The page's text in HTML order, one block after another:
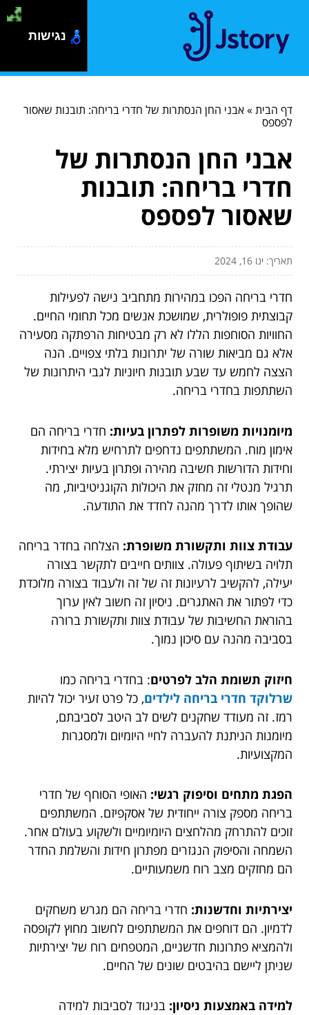
דף הבית»אבני החן הנסתרות של חדרי בריחה: תובנות שאסור
לפספס
אבני החן הנסתרות של
חדרי בריחה: תובנות
שאסור לפספס
תאריך: ינו 16, 2024
חדרי בריחה הפכו במהירות מתחביב נישה לפעילות
קבוצתית פופולרית, שמושכת אנשים מכל תחומי החיים.
החוויות הסוחפות הללו לא רק מבטיחות הרפתקה מסעירה
אלא גם מביאות שורה של יתרונות בלתי צפויים. הנה
הצצה לחמש עד שבע תובנות חיוניות לגבי היתרונות של
השתתפות בחדרי בריחה.
מיומנויות משופרות לפתרון בעיות: חדרי בריחה הם
אימון מוח. המשתתפים נדחפים לתרחיש מלא בחידות
וחידות הדורשות חשיבה מהירה ופתרון בעיות יצירתי.
תרגיל מנטלי זה מחזק את היכולות הקוגניטיביות, מה
שהופך אותו לדרך מהנה לחדד את התודעה.
עבודת צוות ותקשורת משופרת: הצלחה בחדר בריחה
תלויה בשיתוף פעולה. צוותים חייבים לתקשר בצורה
יעילה, להקשיב לרעיונות זה של זה ולעבוד בצורה מלוכדת
כדי לפתור את האתגרים. ניסיון זה חשוב לאין ערוך
בהוראת החשיבות של עבודת צוות ותקשורת ברורה
בסביבה מהנה עם סיכון נמוך.
חיזוק תשומת הלב לפרטים: בחדרי בריחה כמו
שרלוקד חדרי בריחה לילדים, כל פרט זעיר יכול להיות
רמז. זה מעודד שחקנים לשים לב היטב לסביבתם,
מיומנות הניתנת להעברה לחיי היומיום ולמסגרות
המקצועיות.
הפגת מתחים וסיפוק רגשי: האופי הסוחף של חדרי
בריחה מספק צורה ייחודית של אסקפיזם. המשתתפים
זוכים להתרחק מהלחצים היומיומיים ולשקוע בעולם אחר.
השמחה והסיפוק הנגזרים מפתרון חידות והשלמת החדר
הם מחזקים מצב רוח משמעותיים.
יצירתיות וחדשנות: חדרי בריחה הם מגרש משחקים
לדמיון. הם דוחפים את המשתתפים לחשוב מחוץ לקופסה
ולהמציא פתרונות חדשניים, המטפחים רוח של יצירתיות
שניתן ליישם בהיבטים שונים של החיים.
למידה באמצעות ניסיון: בניגוד לסביבות למידה
נגישות